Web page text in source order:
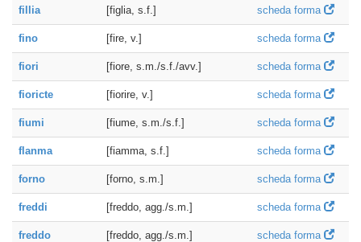
fillia [figlia, s.f.] scheda forma
fino [fire, v.] scheda forma
fiori [fiore, s.m./s.f./avv.] scheda forma
fioricte [fiorire, v.] scheda forma
fiumi [fiume, s.m./s.f.] scheda forma
flanma [fiamma, s.f.] scheda forma
forno [forno, s.m.] scheda forma
freddi [freddo, agg./s.m.] scheda forma
freddo [freddo, agg./s.m.] scheda forma